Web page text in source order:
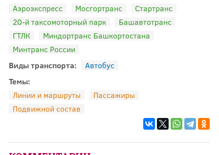
Аэроэкспресс
Мосгортранс
Стартранс
20-й таксомоторный парк
Башавтотранс
ГТЛК
Миндортранс Башкортостана
Минтранс России
Виды транспорта:
Автобус
Темы:
Линии и маршруты
Пассажиры
Подвижной состав